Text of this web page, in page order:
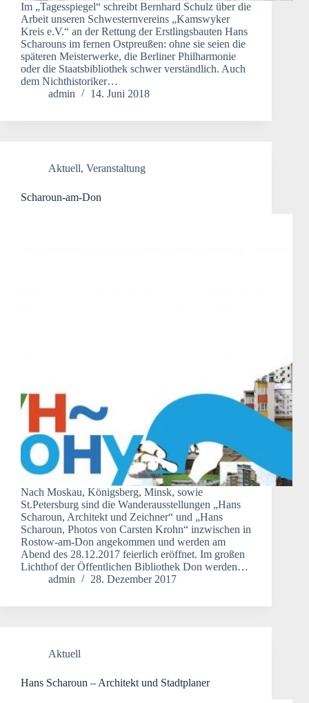
Im „Tagesspiegel“ schreibt Bernhard Schulz über die
Arbeit unseren Schwesternvereins „Kamswyker
Kreis e.V.“ an der Rettung der Erstlingsbauten Hans
Scharouns im fernen Ostpreußen: ohne sie seien die
späteren Meisterwerke, die Berliner Philharmonie
oder die Staatsbibliothek schwer verständlich. Auch
dem Nichthistoriker…
admin
14. Juni 2018
Aktuell, Veranstaltung
Scharoun-am-Don
Nach Moskau, Königsberg, Minsk, sowie
St.Petersburg sind die Wanderausstellungen „Hans
Scharoun, Architekt und Zeichner“ und „Hans
Scharoun, Photos von Carsten Krohn“ inzwischen in
Rostow-am-Don angekommen und werden am
Abend des 28.12.2017 feierlich eröffnet. Im großen
Lichthof der Öffentlichen Bibliothek Don werden…
admin
28. Dezember 2017
Aktuell
Hans Scharoun – Architekt und Stadtplaner